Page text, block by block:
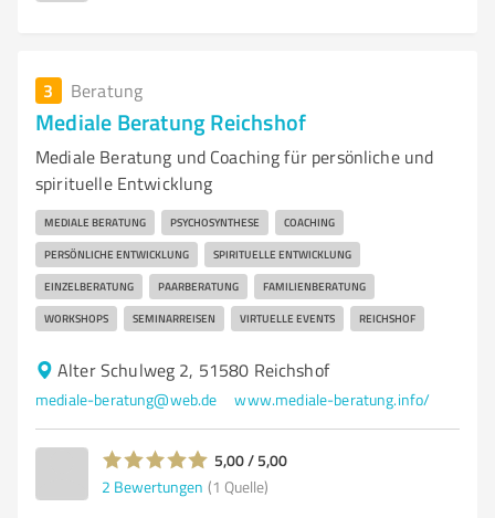
3 Beratung
Mediale Beratung Reichshof
Mediale Beratung und Coaching für persönliche und
spirituelle Entwicklung
MEDIALE BERATUNG PSYCHOSYNTHESE COACHING
PERSÖNLICHE ENTWICKLUNG SPIRITUELLE ENTWICKLUNG
EINZELBERATUNG PAARBERATUNG FAMILIENBERATUNG
WORKSHOPS SEMINARREISEN VIRTUELLE EVENTS REICHSHOF
Alter Schulweg 2, 51580 Reichshof
mediale-beratung@web.de www.mediale-beratung.info/
5,00 / 5,00
2 Bewertungen (1 Quelle)